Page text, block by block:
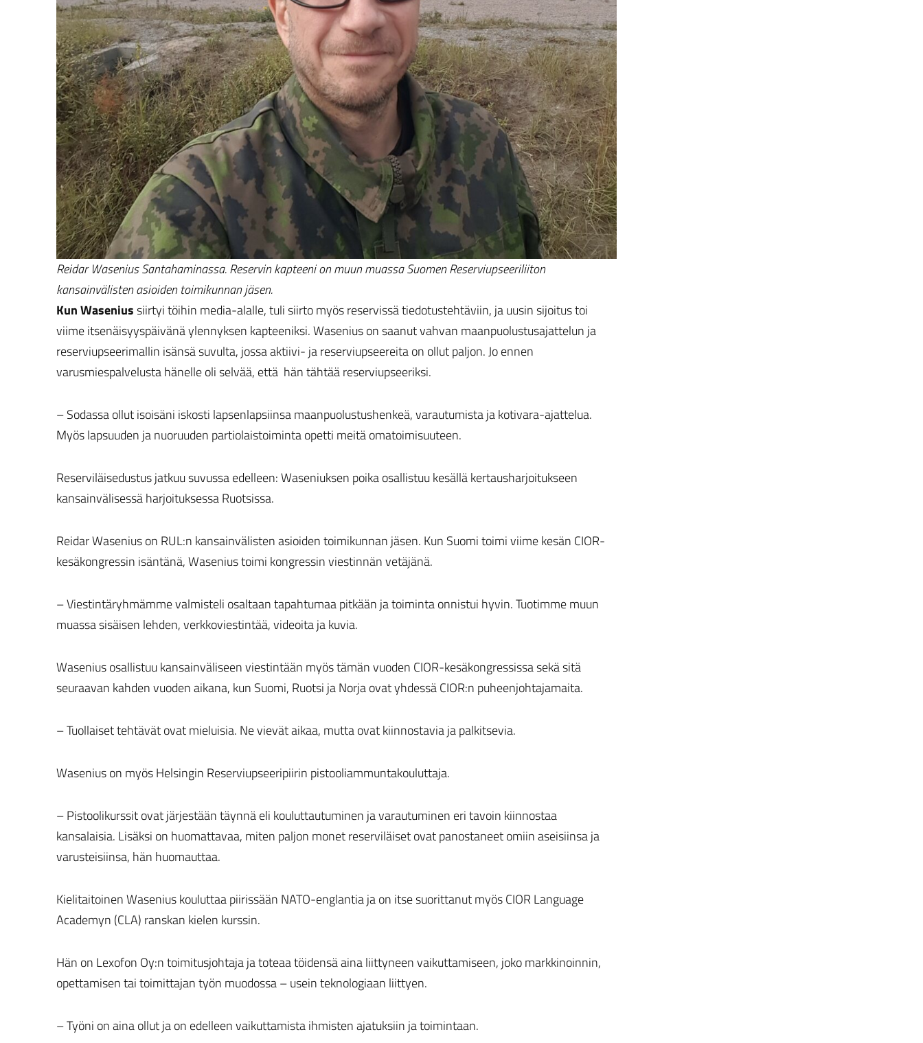
Reidar Wasenius Santahaminassa. Reservin kapteeni on muun muassa Suomen Reserviupseeriliiton
kansainvälisten asioiden toimikunnan jäsen.
Kun Waseniussiirtyi töihin media-alalle, tuli siirto myös reservissä tiedotustehtäviin, ja uusin sijoitus toi
viime itsenäisyyspäivänä ylennyksen kapteeniksi. Wasenius on saanut vahvan maanpuolustusajattelun ja
reserviupseerimallin isänsä suvulta, jossa aktiivi- ja reserviupseereita on ollut paljon. Jo ennen
varusmiespalvelusta hänelle oli selvää, että hän tähtää reserviupseeriksi.
– Sodassa ollut isoisäni iskosti lapsenlapsiinsa maanpuolustushenkeä, varautumista ja kotivara-ajattelua.
Myös lapsuuden ja nuoruuden partiolaistoiminta opetti meitä omatoimisuuteen.
Reserviläisedustus jatkuu suvussa edelleen: Waseniuksen poika osallistuu kesällä kertausharjoitukseen
kansainvälisessä harjoituksessa Ruotsissa.
Reidar Wasenius on RUL:n kansainvälisten asioiden toimikunnan jäsen. Kun Suomi toimi viime kesän CIOR-
kesäkongressin isäntänä, Wasenius toimi kongressin viestinnän vetäjänä.
– Viestintäryhmämme valmisteli osaltaan tapahtumaa pitkään ja toiminta onnistui hyvin. Tuotimme muun
muassa sisäisen lehden, verkkoviestintää, videoita ja kuvia.
Wasenius osallistuu kansainväliseen viestintään myös tämän vuoden CIOR-kesäkongressissa sekä sitä
seuraavan kahden vuoden aikana, kun Suomi, Ruotsi ja Norja ovat yhdessä CIOR:n puheenjohtajamaita.
– Tuollaiset tehtävät ovat mieluisia. Ne vievät aikaa, mutta ovat kiinnostavia ja palkitsevia.
Wasenius on myös Helsingin Reserviupseeripiirin pistooliammuntakouluttaja.
– Pistoolikurssit ovat järjestään täynnä eli kouluttautuminen ja varautuminen eri tavoin kiinnostaa
kansalaisia. Lisäksi on huomattavaa, miten paljon monet reserviläiset ovat panostaneet omiin aseisiinsa ja
varusteisiinsa, hän huomauttaa.
Kielitaitoinen Wasenius kouluttaa piirissään NATO-englantia ja on itse suorittanut myös CIOR Language
Academyn (CLA) ranskan kielen kurssin.
Hän on Lexofon Oy:n toimitusjohtaja ja toteaa töidensä aina liittyneen vaikuttamiseen, joko markkinoinnin,
opettamisen tai toimittajan työn muodossa – usein teknologiaan liittyen.
– Työni on aina ollut ja on edelleen vaikuttamista ihmisten ajatuksiin ja toimintaan.